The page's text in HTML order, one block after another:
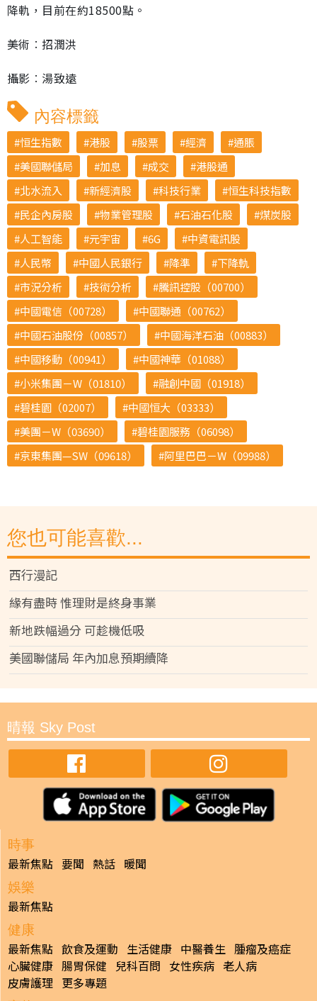
降軌，目前在約18500點。
美術︰招潤洪
攝影︰湯致遠
內容標籤
恒生指數 港股 股票 經濟
通脹
美國聯儲局
加息 成交
港股通
北水流入
新經濟股 科技行業
恒生科技指數
民企內房股
物業管理股 石油石化股
煤炭股
人工智能
元宇宙 6G
中資電訊股
人民幣
中國人民銀行 降準
下降軌
市況分析
技術分析
騰訊控股（00700）
中國電信（00728）
中國聯通（00762）
中國石油股份（00857）
中國海洋石油（00883）
中國移動（00941）
中國神華（01088）
小米集團－W（01810）
融創中國（01918）
碧桂園（02007）
中國恒大（03333）
美團－W（03690）
碧桂園服務（06098）
京東集團—SW（09618）
阿里巴巴－W（09988）
您也可能喜歡...
西行漫記
緣有盡時 惟理財是終身事業
新地跌幅過分 可趁機低吸
美國聯儲局 年內加息預期續降
晴報 Sky Post
時事
最新焦點 要聞 熱話 暖聞
娛樂
最新焦點
健康
最新焦點 飲食及運動 生活健康 中醫養生 腫瘤及癌症
心臟健康 腸胃保健 兒科百問 女性疾病 老人病
皮膚護理 更多專題